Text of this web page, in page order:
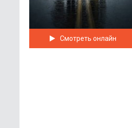
Смотреть онлайн